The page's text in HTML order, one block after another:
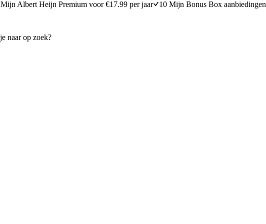
Mijn Albert Heijn Premium voor €17.99 per jaar 10 Mijn Bonus Box aanbiedingen